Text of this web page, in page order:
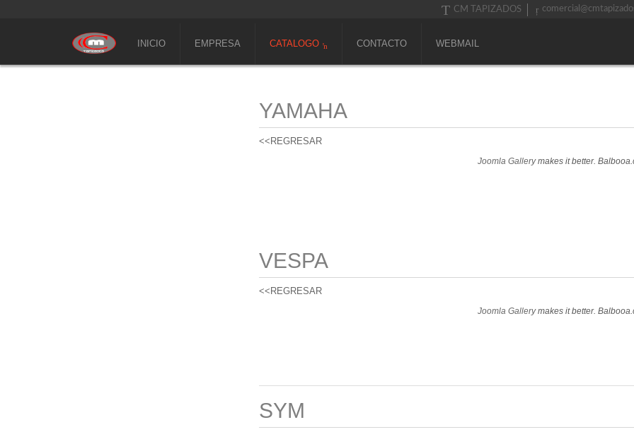
CM TAPIZADOS
INICIO EMPRESA CATALOGO CONTACTO WEBMAIL
YAMAHA
<<REGRESAR
Joomla Gallerymakes it better.
VESPA
<<REGRESAR
Joomla Gallerymakes it better.
SYM